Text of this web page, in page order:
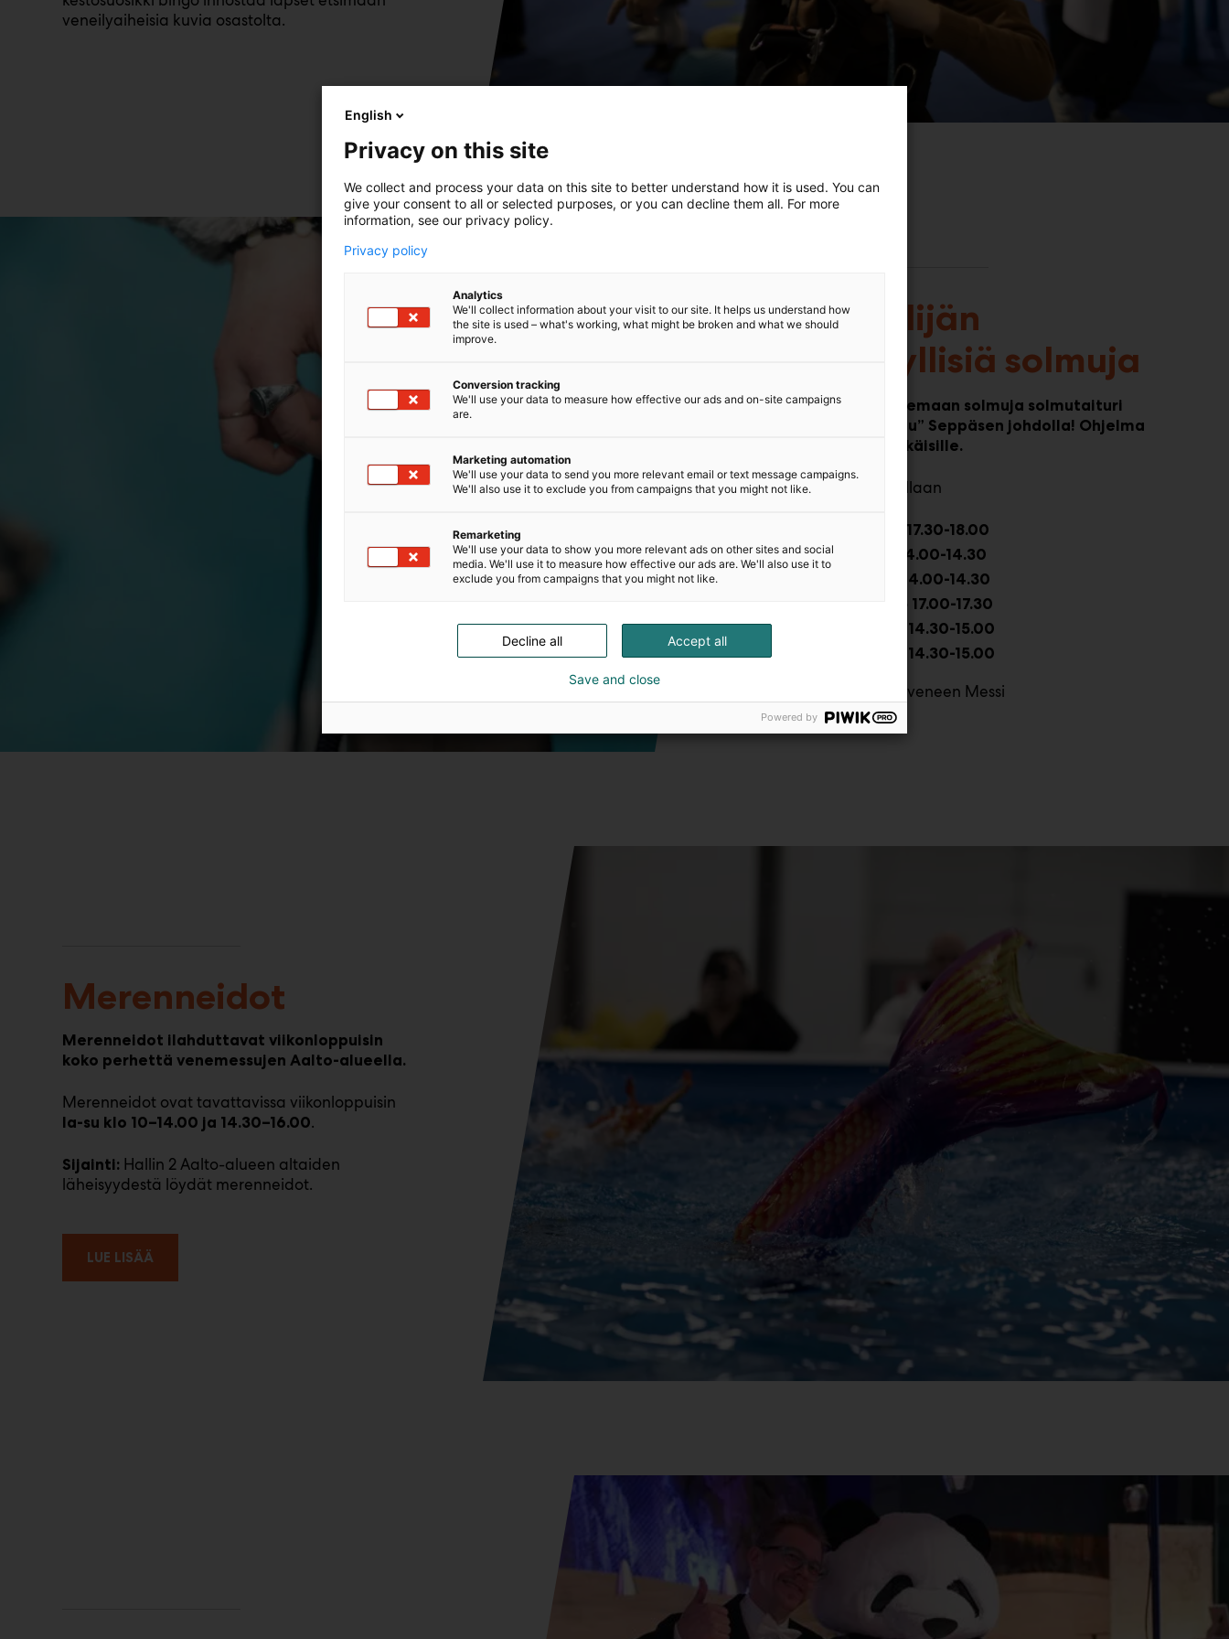
veneilyaiheisia kuvia osastolta.
Veneilijän
hyödyllisiä solmuja
Tule opettelemaan solmuja solmutaituri
Hannu ”Solmu” Seppäsen johdolla! Ohjelma
sopii kaikenikäisille.
Solmuja taitellaan
17.30-18.00
la 14.00-14.30
14.00-14.30
17.00-17.30
14.30-15.00
14.30-15.00
Totalveneen Messi
Merenneidot
Merenneidot ilahduttavat viikonloppuisin
koko perhettä venemessujen Aalto-alueella.
Merenneidot ovat tavattavissa viikonloppuisin
la-su klo 10–14.00 ja 14.30–16.00.
Sijainti: Hallin 2 Aalto-alueen altaiden
läheisyydestä löydät merenneidot.
LUE LISÄÄ
English
Privacy on this site
We collect and process your data on this site to better understand how it is used. You can
give your consent to all or selected purposes, or you can decline them all. For more
information, see our privacy policy.
Privacy policy
Analytics
We'll collect information about your visit to our site. It helps us understand how
the site is used – what's working, what might be broken and what we should
improve.
Conversion tracking
We'll use your data to measure how effective our ads and on-site campaigns
are.
Marketing automation
We'll use your data to send you more relevant email or text message campaigns.
We'll also use it to exclude you from campaigns that you might not like.
Remarketing
We'll use your data to show you more relevant ads on other sites and social
media. We'll use it to measure how effective our ads are. We'll also use it to
exclude you from campaigns that you might not like.
Accept all
Decline all
Save and close
Powered by